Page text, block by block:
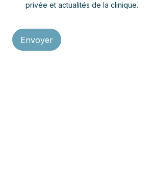
privée et actualités de la clinique.